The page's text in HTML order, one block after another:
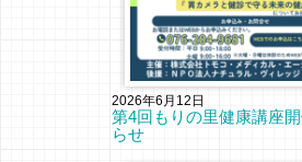
2026年6月12日
第4回もりの里健康講座
らせ